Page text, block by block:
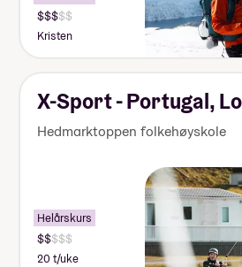
https://
Kristen
X-Sport - Portugal,
Hedmarktoppen folkehøyskole
Helårskurs
20 t/uke